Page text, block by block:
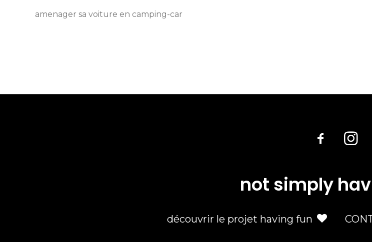
amenager sa voiture en camping-car
not simply
découvrir le projet having fun